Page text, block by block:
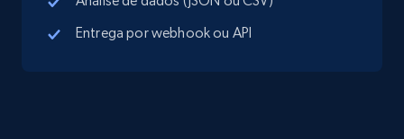
13.2K+ 1.7K+ Comece grátis
Entrega por webhook ou API